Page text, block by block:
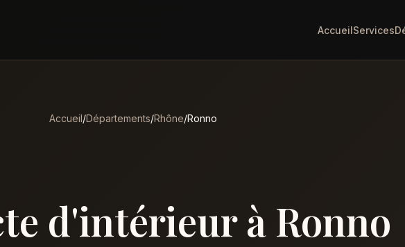
AccueilServices
Accueil/Départements/Rhône/Ronno
d'intérieur à Ronno